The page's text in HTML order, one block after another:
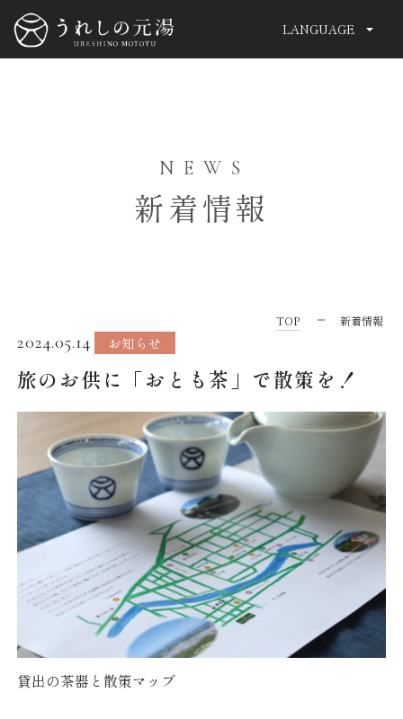
LANGUAGE
湯こもりの杜
施設案内
お知らせ よくあるご質問
i
n
s
t
a
g
r
a
（
x
(
t
w
i
t
t
e
F
a
c
e
b
o
o
宿泊プラン一覧
お問い合わせ 個人情報保護方針
新着情報
TOP 新着情報
2024.05.14 お知らせ
旅のお供に「おとも茶」で散策を！
貸出の茶器と散策マップ
リング
人のため
【厳選食材】1泊2食付き★アワビのお造り＆
グルメ旅を満喫♪
SEARCH
空室検索